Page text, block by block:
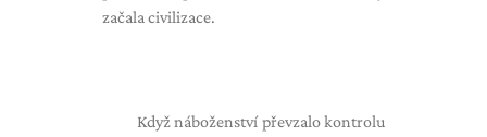
začala civilizace.
Když náboženství převzalo kontrolu